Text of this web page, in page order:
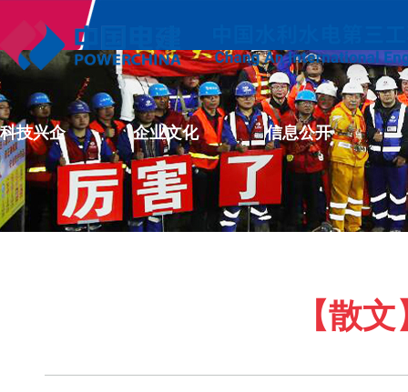
科技兴企 企业文化 信息公开
【散